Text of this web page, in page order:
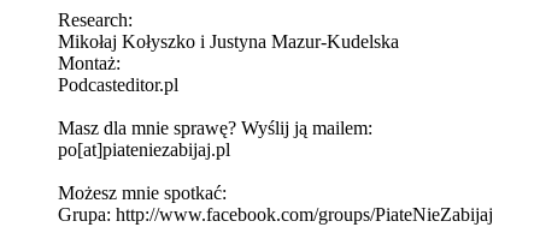
Research:
Mikołaj Kołyszko i Justyna Mazur-Kudelska
Montaż:
Podcasteditor.pl
Masz dla mnie sprawę? Wyślij ją mailem:
po[at]piateniezabijaj.pl
Możesz mnie spotkać:
Grupa: http://www.facebook.com/groups/PiateNieZabijaj